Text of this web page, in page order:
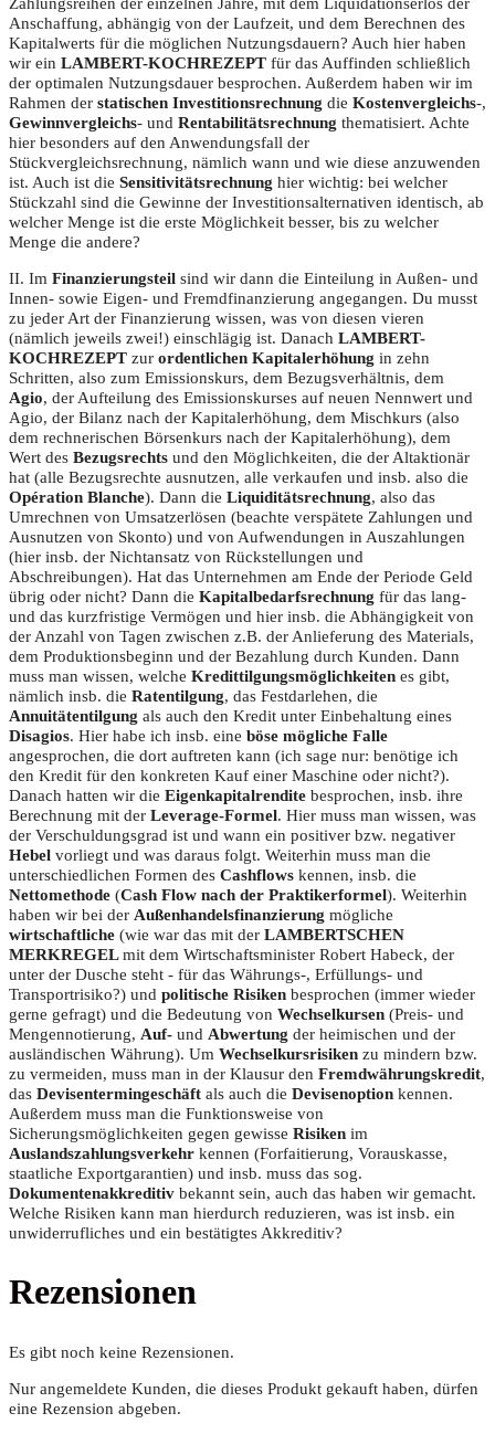
Anschaffung, abhängig von der Laufzeit, und dem Berechnen des
Kapitalwerts für die möglichen Nutzungsdauern? Auch hier haben
wir ein LAMBERT-KOCHREZEPT für das Auffinden schließlich
der optimalen Nutzungsdauer besprochen. Außerdem haben wir im
Rahmen der statischen Investitionsrechnung die Kostenvergleichs-,
Gewinnvergleichs- und Rentabilitätsrechnung thematisiert. Achte
hier besonders auf den Anwendungsfall der
Stückvergleichsrechnung, nämlich wann und wie diese anzuwenden
ist. Auch ist die Sensitivitätsrechnung hier wichtig: bei welcher
Stückzahl sind die Gewinne der Investitionsalternativen identisch, ab
welcher Menge ist die erste Möglichkeit besser, bis zu welcher
Menge die andere?
II. Im Finanzierungsteil sind wir dann die Einteilung in Außen- und
Innen- sowie Eigen- und Fremdfinanzierung angegangen. Du musst
zu jeder Art der Finanzierung wissen, was von diesen vieren
(nämlich jeweils zwei!) einschlägig ist. Danach LAMBERT-
KOCHREZEPT zur ordentlichen Kapitalerhöhung in zehn
Schritten, also zum Emissionskurs, dem Bezugsverhältnis, dem
Agio, der Aufteilung des Emissionskurses auf neuen Nennwert und
Agio, der Bilanz nach der Kapitalerhöhung, dem Mischkurs (also
dem rechnerischen Börsenkurs nach der Kapitalerhöhung), dem
Wert des Bezugsrechts und den Möglichkeiten, die der Altaktionär
hat (alle Bezugsrechte ausnutzen, alle verkaufen und insb. also die
Opération Blanche). Dann die Liquiditätsrechnung, also das
Umrechnen von Umsatzerlösen (beachte verspätete Zahlungen und
Ausnutzen von Skonto) und von Aufwendungen in Auszahlungen
(hier insb. der Nichtansatz von Rückstellungen und
Abschreibungen). Hat das Unternehmen am Ende der Periode Geld
übrig oder nicht? Dann die Kapitalbedarfsrechnung für das lang-
und das kurzfristige Vermögen und hier insb. die Abhängigkeit von
der Anzahl von Tagen zwischen z.B. der Anlieferung des Materials,
dem Produktionsbeginn und der Bezahlung durch Kunden. Dann
muss man wissen, welche Kredittilgungsmöglichkeiten es gibt,
nämlich insb. die Ratentilgung, das Festdarlehen, die
Annuitätentilgung als auch den Kredit unter Einbehaltung eines
Disagios. Hier habe ich insb. eine böse mögliche Falle
angesprochen, die dort auftreten kann (ich sage nur: benötige ich
den Kredit für den konkreten Kauf einer Maschine oder nicht?).
Danach hatten wir die Eigenkapitalrendite besprochen, insb. ihre
Berechnung mit der Leverage-Formel. Hier muss man wissen, was
der Verschuldungsgrad ist und wann ein positiver bzw. negativer
Hebel vorliegt und was daraus folgt. Weiterhin muss man die
unterschiedlichen Formen des Cashflows kennen, insb. die
Nettomethode (Cash Flow nach der Praktikerformel). Weiterhin
haben wir bei der Außenhandelsfinanzierung mögliche
wirtschaftliche (wie war das mit der LAMBERTSCHEN
MERKREGELmit dem Wirtschaftsminister Robert Habeck, der
unter der Dusche steht - für das Währungs-, Erfüllungs- und
Transportrisiko?) und politische Risiken besprochen (immer wieder
gerne gefragt) und die Bedeutung von Wechselkursen (Preis- und
Mengennotierung, Auf- und Abwertung der heimischen und der
ausländischen Währung). Um Wechselkursrisiken zu mindern bzw.
zu vermeiden, muss man in der Klausur den Fremdwährungskredit,
das Devisentermingeschäft als auch die Devisenoption kennen.
Außerdem muss man die Funktionsweise von
Sicherungsmöglichkeiten gegen gewisse Risiken im
Auslandszahlungsverkehr kennen (Forfaitierung, Vorauskasse,
staatliche Exportgarantien) und insb. muss das sog.
Dokumentenakkreditiv bekannt sein, auch das haben wir gemacht.
Welche Risiken kann man hierdurch reduzieren, was ist insb. ein
unwiderrufliches und ein bestätigtes Akkreditiv?
Rezensionen
Es gibt noch keine Rezensionen.
Nur angemeldete Kunden, die dieses Produkt gekauft haben, dürfen
eine Rezension abgeben.